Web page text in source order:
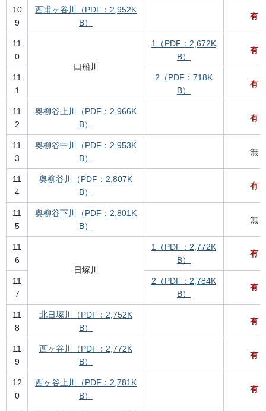
10
9
西甫ヶ谷川（PDF：2,952K
B）
有
11
0
口船川
1（PDF：2,672K
B）
有
11
1
2（PDF：718K
B）
有
11
2
奥柳谷上川（PDF：2,966K
B）
有
11
3
奥柳谷中川（PDF：2,953K
B）
無
11
4
奥柳谷川（PDF：2,807K
B）
有
11
5
奥柳谷下川（PDF：2,801K
B）
無
11
6
日塚川
1（PDF：2,772K
B）
有
11
7
2（PDF：2,784K
B）
有
11
8
北日塚川（PDF：2,752K
B）
有
11
9
西ヶ谷川（PDF：2,772K
B）
有
12
0
西ヶ谷上川（PDF：2,781K
B）
有